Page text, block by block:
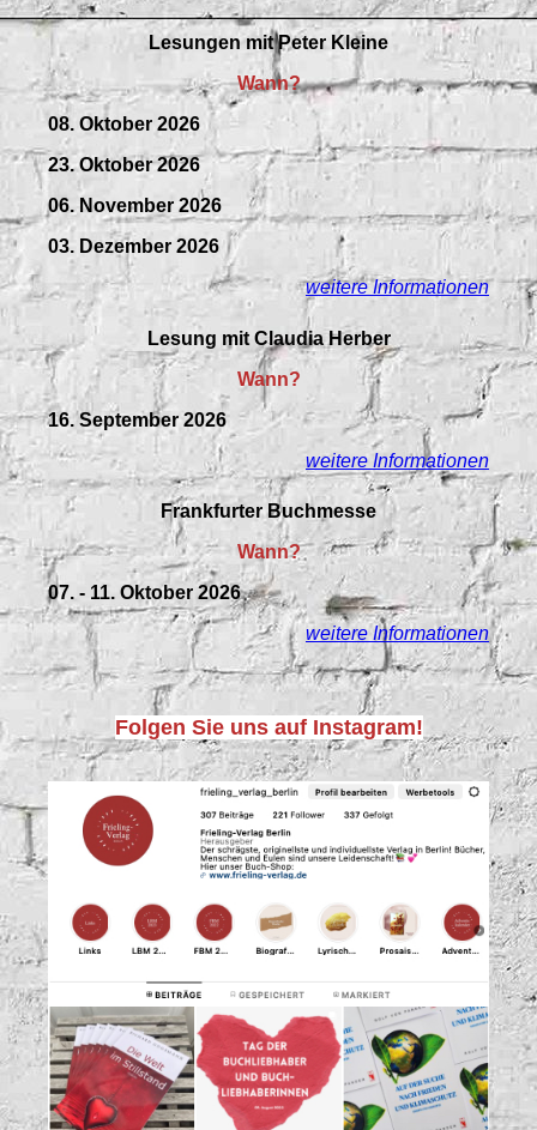
Lesungen mit Peter Kleine
Wann?
08. Oktober 2026
23. Oktober 2026
06. November 2026
03. Dezember 2026
weitere Informationen
Lesung mit Claudia Herber
Wann?
16. September 2026
weitere Informationen
Frankfurter Buchmesse
Wann?
07. - 11. Oktober 2026
weitere Informationen
Folgen Sie uns auf Instagram!